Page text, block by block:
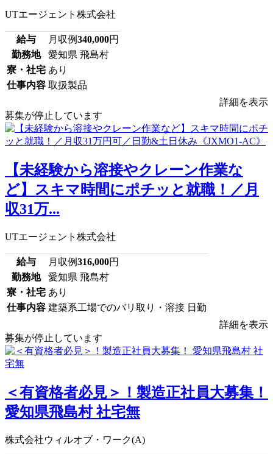
UTエージェント株式会社
給与 月収例340,000円
勤務地
愛知県 飛島村
寮・社宅 あり
仕事内容 取扱製品
詳細を表示
募集が停止しています
【未経験から溶接やクレーン作業な
ど】スキマ時間にポチッと就職！／月
収31万...
UTエージェント株式会社
給与 月収例316,000円
勤務地
愛知県 飛島村
寮・社宅 あり
仕事内容 建築系工場でのバリ取り・溶接 日勤
詳細を表示
募集が停止しています
＜有資格者必見＞！製造正社員大募集！
愛知県飛島村 社宅無
株式会社ウィルオブ・ワーク(A)